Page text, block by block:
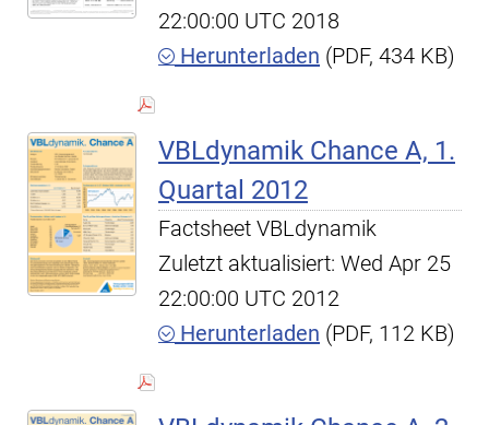
22:00:00 UTC 2018
Herunterladen (PDF, 434 KB)
VBLdynamik Chance A, 1.
Quartal 2012
Factsheet VBLdynamik
Zuletzt aktualisiert: Wed Apr 25
22:00:00 UTC 2012
Herunterladen (PDF, 112 KB)